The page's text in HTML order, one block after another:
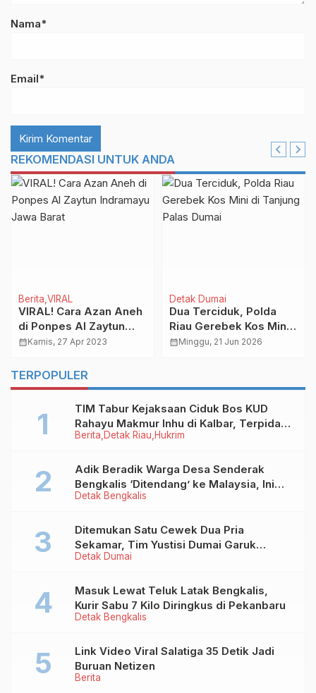
Nama*
Email*
REKOMENDASI UNTUK ANDA
Berita VIRAL
VIRAL! Cara Azan Aneh
di Ponpes Al Zaytun
Indramayu Jawa Barat
calendar_monthKamis, 27 Apr 2023
Detak Dumai
Dua Terciduk, Polda
Riau Gerebek Kos Mini
di Tanjung Palas Dumai
calendar_monthMinggu, 21 Jun 2026
TERPOPULER
Berita Detak Riau Hukrim
TIM Tabur Kejaksaan Ciduk Bos KUD
Rahayu Makmur Inhu di Kalbar, Terpidana
Kredit Fiktif Rp2,8 M
Detak Bengkalis
Adik Beradik Warga Desa Senderak
Bengkalis ‘Ditendang’ ke Malaysia, Ini
Sebabnya!
Detak Dumai
Ditemukan Satu Cewek Dua Pria
Sekamar, Tim Yustisi Dumai Garuk
Puluhan Pasangan Mesum
Detak Bengkalis
Masuk Lewat Teluk Latak Bengkalis,
Kurir Sabu 7 Kilo Diringkus di Pekanbaru
Berita
Link Video Viral Salatiga 35 Detik Jadi
Buruan Netizen